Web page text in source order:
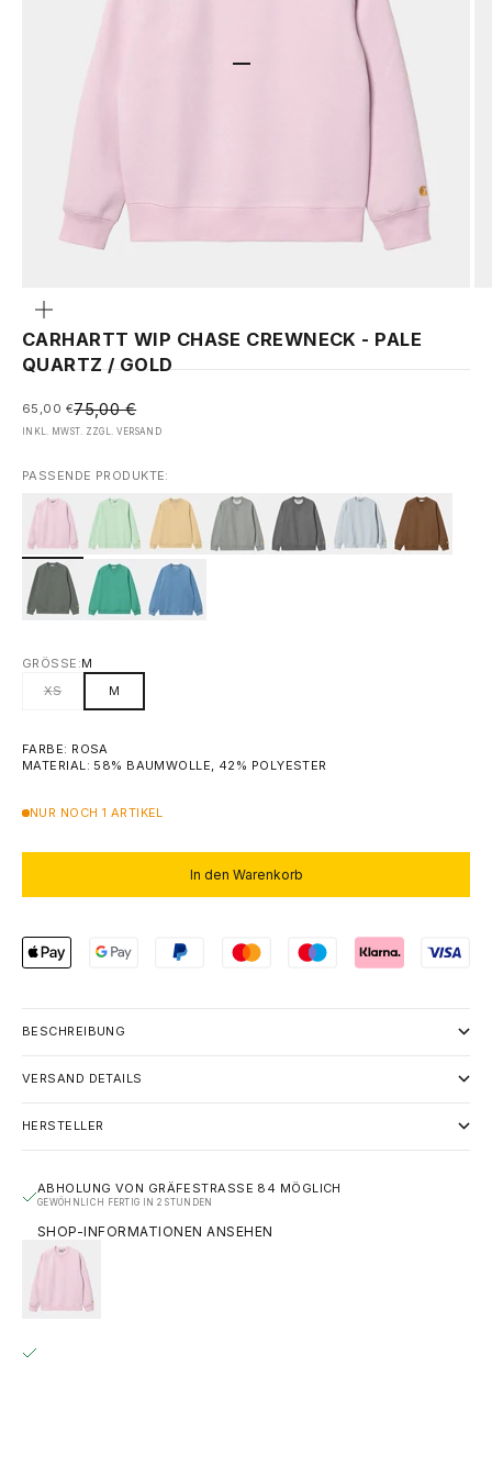
GEHE ZU ELEMENT 2
CARHARTT WIP CHASE CREWNECK - PALE
QUARTZ / GOLD
ANGEBOT
65,00 €REGULÄRER PREIS
75,00 €
INKL. MWST. ZZGL. VERSAND
PASSENDE PRODUKTE:
GRÖSSE: M
XS
M
FARBE: ROSA
MATERIAL: 58% BAUMWOLLE, 42% POLYESTER
NUR NOCH 1 ARTIKEL
In den Warenkorb
BESCHREIBUNG
VERSAND DETAILS
HERSTELLER
ABHOLUNG VON GRÄFESTRASSE 84 MÖGLICH
GEWÖHNLICH FERTIG IN 2 STUNDEN
SHOP-INFORMATIONEN ANSEHEN